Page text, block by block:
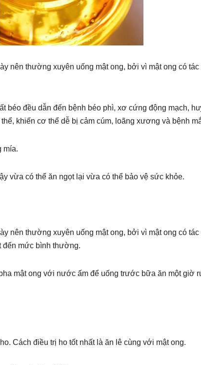
nên thường xuyên uống mật ong, bởi vì mật ong có tác
béo đều dẫn đến bệnh béo phì, xơ cứng động mạch,
khiến cơ thể dễ bị cảm cúm, loãng xương và bệnh
mía.
vừa có thể ăn ngọt lại vừa có thể bảo vệ sức khỏe.
nên thường xuyên uống mật ong, bởi vì mật ong có tác
đến mức bình thường.
mật ong với nước ấm để uống trước bữa ăn một giờ
Cách điều trị ho tốt nhất là ăn lê cùng với mật ong.